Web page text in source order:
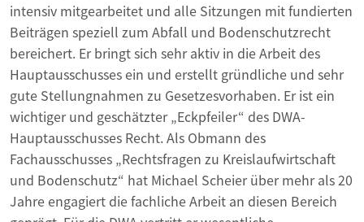
intensiv mitgearbeitet und alle Sitzungen mit fundierten
Beiträgen speziell zum Abfall und Bodenschutzrecht
bereichert. Er bringt sich sehr aktiv in die Arbeit des
Hauptausschusses ein und erstellt gründliche und sehr
gute Stellungnahmen zu Gesetzesvorhaben. Er ist ein
wichtiger und geschätzter „Eckpfeiler“ des DWA-
Hauptausschusses Recht. Als Ob­mann des
Fachausschusses „Rechtsfragen zu Kreislaufwirtschaft
und Bodenschutz“ hat Michael Scheier über mehr als 20
Jahre engagiert die fachliche Arbeit an diesen Bereich